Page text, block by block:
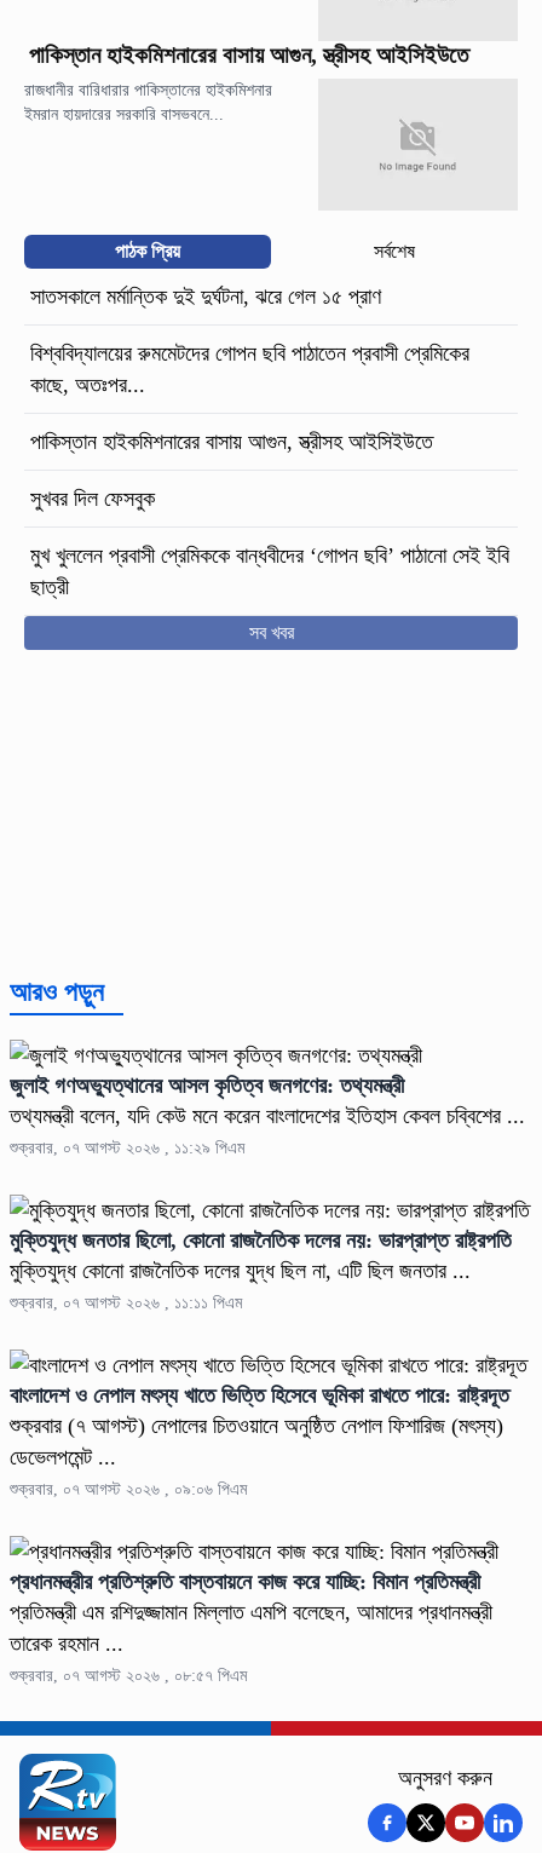
পাকিস্তান হাইকমিশনারের বাসায় আগুন, স্ত্রীসহ আইসিইউতে
রাজধানীর বারিধারার পাকিস্তানের হাইকমিশনার
ইমরান হায়দারের সরকারি বাসভবনে...
পাঠক প্রিয় সর্বশেষ
সাতসকালে মর্মান্তিক দুই দুর্ঘটনা, ঝরে গেল ১৫ প্রাণ
বিশ্ববিদ্যালয়ের রুমমেটদের গোপন ছবি পাঠাতেন প্রবাসী প্রেমিকের
কাছে, অতঃপর...
পাকিস্তান হাইকমিশনারের বাসায় আগুন, স্ত্রীসহ আইসিইউতে
সুখবর দিল ফেসবুক
মুখ খুললেন প্রবাসী প্রেমিককে বান্ধবীদের ‘গোপন ছবি’ পাঠানো সেই ইবি
ছাত্রী
সব খবর
আরও পড়ুন
জুলাই গণঅভ্যুত্থানের আসল কৃতিত্ব জনগণের: তথ্যমন্ত্রী
তথ্যমন্ত্রী বলেন, যদি কেউ মনে করেন বাংলাদেশের ইতিহাস কেবল চব্বিশের ...
শুক্রবার, ০৭ আগস্ট ২০২৬ , ১১:২৯ পিএম
মুক্তিযুদ্ধ জনতার ছিলো, কোনো রাজনৈতিক দলের নয়: ভারপ্রাপ্ত রাষ্ট্রপতি
মুক্তিযুদ্ধ কোনো রাজনৈতিক দলের যুদ্ধ ছিল না, এটি ছিল জনতার ...
শুক্রবার, ০৭ আগস্ট ২০২৬ , ১১:১১ পিএম
বাংলাদেশ ও নেপাল মৎস্য খাতে ভিত্তি হিসেবে ভূমিকা রাখতে পারে: রাষ্ট্রদূত
শুক্রবার (৭ আগস্ট) নেপালের চিতওয়ানে অনুষ্ঠিত নেপাল ফিশারিজ (মৎস্য)
ডেভেলপমেন্ট ...
শুক্রবার, ০৭ আগস্ট ২০২৬ , ০৯:০৬ পিএম
প্রধানমন্ত্রীর প্রতিশ্রুতি বাস্তবায়নে কাজ করে যাচ্ছি: বিমান প্রতিমন্ত্রী
প্রতিমন্ত্রী এম রশিদুজ্জামান মিল্লাত এমপি বলেছেন, আমাদের প্রধানমন্ত্রী
তারেক রহমান ...
শুক্রবার, ০৭ আগস্ট ২০২৬ , ০৮:৫৭ পিএম
অনুসরণ করুন